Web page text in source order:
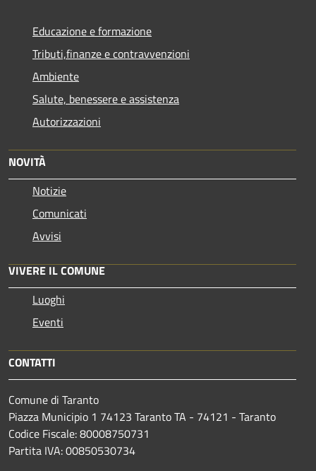
Educazione e formazione
Tributi,finanze e contravvenzioni
Ambiente
Salute, benessere e assistenza
Autorizzazioni
NOVITÀ
Notizie
Comunicati
Avvisi
VIVERE IL COMUNE
Luoghi
Eventi
CONTATTI
Comune di Taranto
Piazza Municipio 1 74123 Taranto TA - 74121 - Taranto
Codice Fiscale: 80008750731
Partita IVA: 00850530734